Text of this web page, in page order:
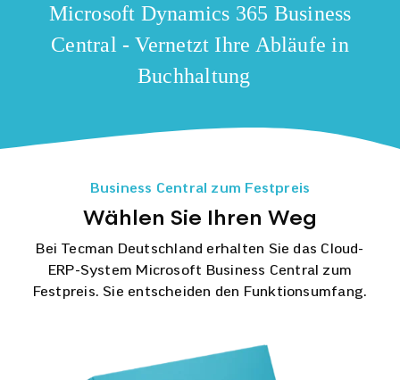
Microsoft Dynamics 365 Business
Central - Vernetzt Ihre Abläufe in
Business Central zum Festpreis
Wählen Sie Ihren Weg
Bei Tecman Deutschland erhalten Sie das Cloud-
ERP-System Microsoft Business Central zum
Festpreis. Sie entscheiden den Funktionsumfang.